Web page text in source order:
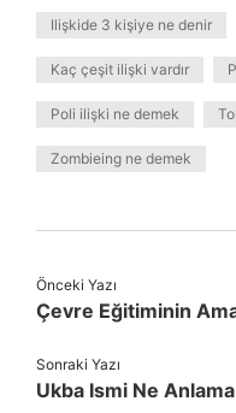
Ilişkide 3 kişiye ne denir
Kaç çeşit ilişki vardır
Poli ilişki ne demek
Zombieing ne demek
Önceki Yazı
Çevre Eğitiminin
Sonraki Yazı
Ukba Ismi Ne